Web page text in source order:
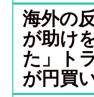
海外の
が助け
た」ト
が円買